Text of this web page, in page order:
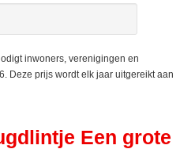
inwoners, verenigingen en
Deze prijs wordt elk jaar uitgereikt aan
Een grote